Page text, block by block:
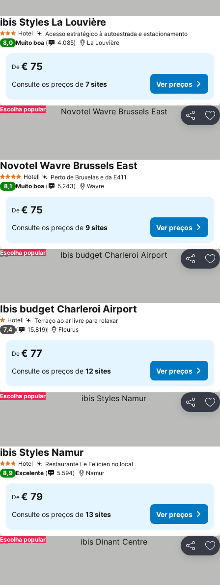
3 EstrelasHotel Acesso estratégico à autoestrada e estacionamentoVer
ibis Styles La Louvière
8,0 Muito boa 4.085 La Louvière
De € 75
Consulte os preços de 7 sites Ver preços
Partilhar
Escolha popular
4 EstrelasHotel Perto de Bruxelas e da E411
Novotel Wavre Brussels East
8,1 Muito boa 5.243 Wavre
De € 75
Consulte os preços de 9 sites Ver preços
Partilhar
Escolha popular
1 Estrelas
Hotel Terraço ao ar livre para relaxarVer preços
Ibis budget Charleroi Airport
7,4 15.819 Fleurus
De € 77
Consulte os preços de 12 sites Ver preços
Partilhar
Escolha popular
3 EstrelasHotel Restaurante Le Felicien no local
ibis Styles Namur
8,9 Excelente 5.594 Namur
De € 79
Consulte os preços de 13 sites Ver preços
Partilhar
Escolha popular